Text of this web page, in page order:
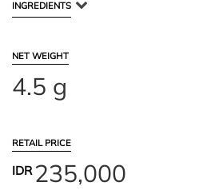
INGREDIENTS
NET WEIGHT
4.5 g
RETAIL PRICE
IDR235,000